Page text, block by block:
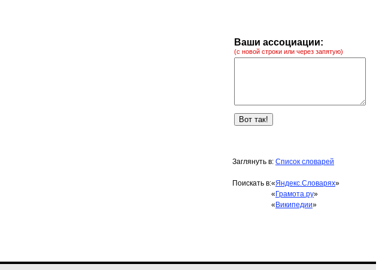
Ваши ассоциации:
(с новой строки или через запятую)
Заглянуть в: Список словарей
Поискать в:«Яндекс.Словарях»
« Грамота.ру»
« Википедии»